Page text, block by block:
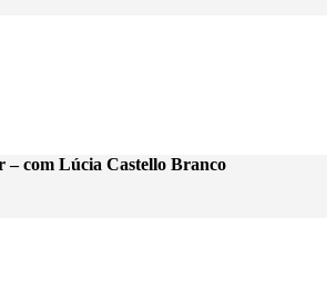
– com Lúcia Castello Branco